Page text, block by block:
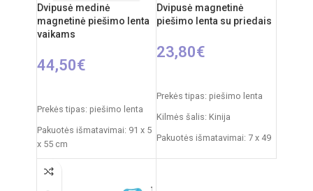
Dvipusė medinė
magnetinė piešimo lenta
vaikams
44,50€
Prekės tipas: piešimo lenta
Pakuotės išmatavimai: 91 x 5
x 55 cm
53 x 45 cm
Dvipusė magnetinė
piešimo lenta su priedais
23,80€
Prekės tipas: piešimo lenta
Kilmės šalis: Kinija
Pakuotės išmatavimai: 7 x 49